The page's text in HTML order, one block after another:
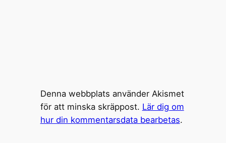
Denna webbplats använder Akismet
för att minska skräppost. Lär dig om
hur din kommentarsdata bearbetas.